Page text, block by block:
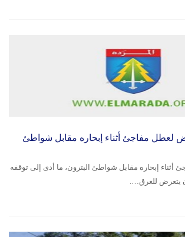
لعطل مفاجئ أثناء إبحاره مقابل شواطئ
إبحاره مقابل شواطئ البترون، ما أدى إلى توقفه
يتعرض للغرق….